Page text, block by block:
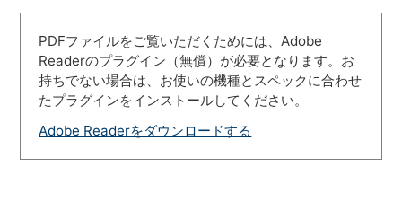
PDFファイルをご覧いただくためには、Adobe
Readerのプラグイン（無償）が必要となります。お
持ちでない場合は、お使いの機種とスペックに合わせ
たプラグインをインストールしてください。
Adobe Readerをダウンロードする